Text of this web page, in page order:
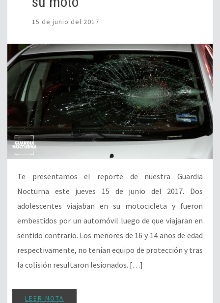
15 de junio del 2017
Te presentamos el reporte de nuestra Guardia
Nocturna este jueves 15 de junio del 2017. Dos
adolescentes viajaban en su motocicleta y fueron
embestidos por un automóvil luego de que viajaran en
sentido contrario. Los menores de 16 y 14 años de edad
respectivamente, no tenían equipo de protección y tras
la colisión resultaron lesionados. […]
LEER NOTA